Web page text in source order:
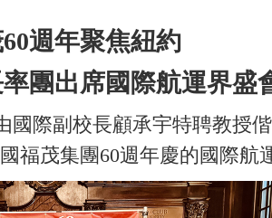
週年聚焦紐約
團出席國際航運界盛
際副校長顧承宇特聘教授
福茂集團60週年慶的國際航